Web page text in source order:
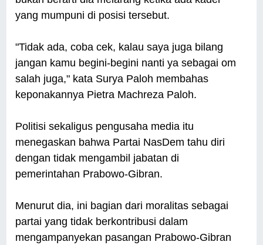
yang mumpuni di posisi tersebut.
"Tidak ada, coba cek, kalau saya juga bilang
jangan kamu begini-begini nanti ya sebagai om
salah juga," kata Surya Paloh membahas
keponakannya Pietra Machreza Paloh.
Politisi sekaligus pengusaha media itu
menegaskan bahwa Partai NasDem tahu diri
dengan tidak mengambil jabatan di
pemerintahan Prabowo-Gibran.
Menurut dia, ini bagian dari moralitas sebagai
partai yang tidak berkontribusi dalam
mengampanyekan pasangan Prabowo-Gibran